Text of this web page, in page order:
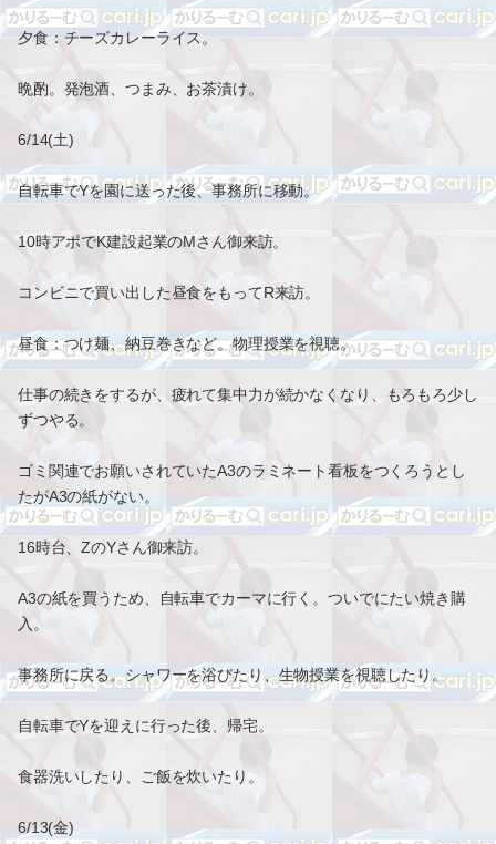
夕食：チーズカレーライス。
晩酌。発泡酒、つまみ、お茶漬け。
6/14(土)
自転車でYを園に送った後、事務所に移動。
10時アポでK建設起業のMさん御来訪。
コンビニで買い出した昼食をもってR来訪。
昼食：つけ麺、納豆巻きなど。物理授業を視聴。
仕事の続きをするが、疲れて集中力が続かなくなり、もろもろ少し
ずつやる。
ゴミ関連でお願いされていたA3のラミネート看板をつくろうとし
たがA3の紙がない。
16時台、ZのYさん御来訪。
A3の紙を買うため、自転車でカーマに行く。ついでにたい焼き購
入。
事務所に戻る。シャワーを浴びたり、生物授業を視聴したり。
自転車でYを迎えに行った後、帰宅。
食器洗いしたり、ご飯を炊いたり。
6/13(金)